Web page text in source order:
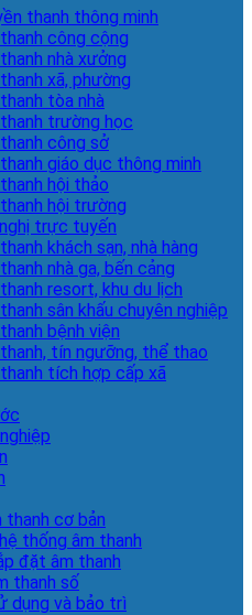
thanh thông minh
công cộng
nhà xưởng
xã, phường
tòa nhà
trường học
công sở
giáo dục thông minh
hội thảo
hội trường
trực tuyến
khách sạn, nhà hàng
nhà ga, bến cảng
resort, khu du lịch
sân khấu chuyên nghiệp
bệnh viện
tín ngưỡng, thể thao
tích hợp cấp xã
thanh cơ bản
thống âm thanh
đặt âm thanh
thanh số
dụng và bảo trì